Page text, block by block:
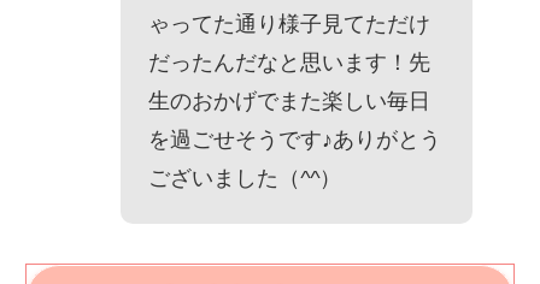
ゃってた通り様子見てただけ
だったんだなと思います！先
生のおかげでまた楽しい毎日
を過ごせそうです♪ありがとう
ございました（^^）